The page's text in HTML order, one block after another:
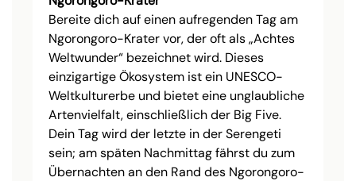
Bereite dich auf einen aufregenden Tag am
Ngorongoro-Krater vor, der oft als „Achtes
Weltwunder“ bezeichnet wird. Dieses
einzigartige Ökosystem ist ein UNESCO-
Weltkulturerbe und bietet eine unglaubliche
Artenvielfalt, einschließlich der Big Five.
Dein Tag wird der letzte in der Serengeti
sein; am späten Nachmittag fährst du zum
Übernachten an den Rand des Ngorongoro-